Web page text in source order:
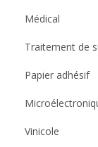
Médical
Traitement de
Papier adhésif
Vinicole